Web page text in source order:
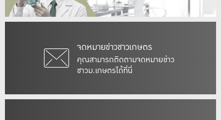
จดหมายข่าวชาวเกษตร
คุณสามารถติดตามจดหมายข่าว
ชาวม.เกษตรได้ที่นี่